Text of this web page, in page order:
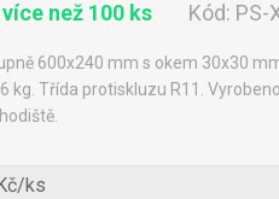
než 100 ks Kód: PS-
600x240 mm s okem 30x30
kg. Třída protiskluzu R11.
ks